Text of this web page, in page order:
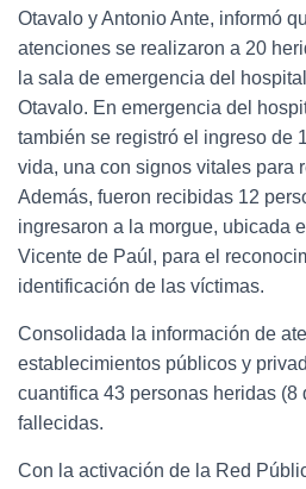
Otavalo y Antonio Ante, informó
atenciones se realizaron a 20
la sala de emergencia del
Otavalo. En emergencia del
también se registró el ingreso de
vida, una con signos vitales para
Además, fueron recibidas 12
ingresaron a la morgue, ubicada
Vicente de Paúl, para el
identificación de las víctimas.
Consolidada la información de
establecimientos públicos y
cuantifica 43 personas heridas (8
fallecidas.
Con la activación de la Red